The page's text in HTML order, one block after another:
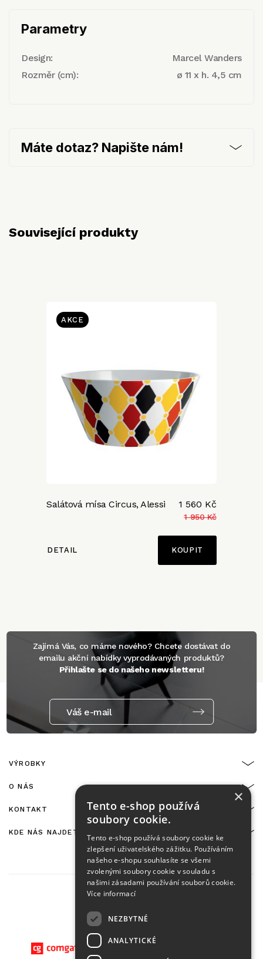
Parametry
Design:
Marcel Wanders
Rozměr (cm):
ø 11 x h. 4,5 cm
Máte dotaz? Napište nám!
Související produkty
AKCE
Salátová mísa Circus, Alessi 1 560 Kč
1 950 Kč
DETAIL
Zajímá Vás, co máme nového? Chcete dostávat do
emailu akční nabídky vyprodávaných produktů?
Přihlašte se do našeho newsletteru!
Váš e-mail
VÝROBKY
O NÁS
KONTAKT
KDE NÁS NAJDETE
On-line platby zajišťuje:
×
Tento e-shop používá
soubory cookie.
Tento e-shop používá soubory cookie ke
zlepšení uživatelského zážitku. Používáním
našeho e-shopu souhlasíte se všemi
zvolenými soubory cookie v souladu s
našimi zásadami používání souborů cookie.
Více informací
NEZBYTNÉ
ANALYTICKÉ